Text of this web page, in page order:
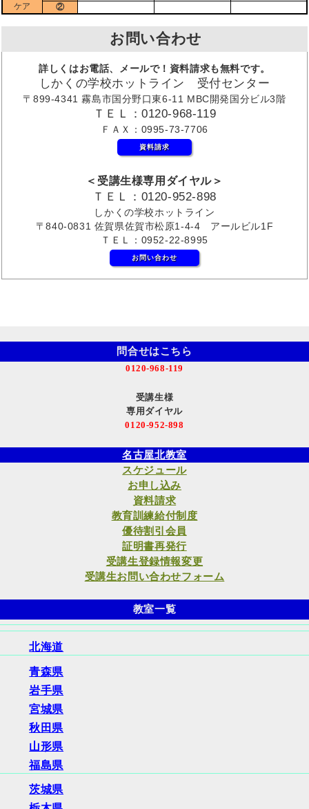
ケア
②
お問い合わせ
詳しくはお電話、メールで！資料請求も無料です。
しかくの学校ホットライン 受付センター
〒899-4341 霧島市国分野口東6-11 MBC開発国分ビル3階
ＴＥＬ：0120-968-119
ＦＡＸ：0995-73-7706
資料請求
＜受講生様専用ダイヤル＞
ＴＥＬ：0120-952-898
しかくの学校ホットライン
〒840-0831 佐賀県佐賀市松原1-4-4 アールビル1F
ＴＥＬ：0952-22-8995
お問い合わせ
問合せはこちら
0120-968-119
受講生様
専用ダイヤル
0120-952-898
名古屋北教室
スケジュール
お申し込み
資料請求
教育訓練給付制度
優待割引会員
証明書再発行
受講生登録情報変更
受講生お問い合わせフォーム
教室一覧
北海道
青森県
岩手県
宮城県
秋田県
山形県
福島県
茨城県